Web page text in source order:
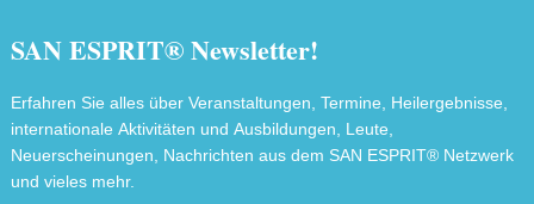
SAN ESPRIT® Newsletter!
Erfahren Sie alles über Veranstaltungen, Termine, Heilergebnisse,
internationale Aktivitäten und Ausbildungen, Leute,
Neuerscheinungen, Nachrichten aus dem SAN ESPRIT® Netzwerk
und vieles mehr.